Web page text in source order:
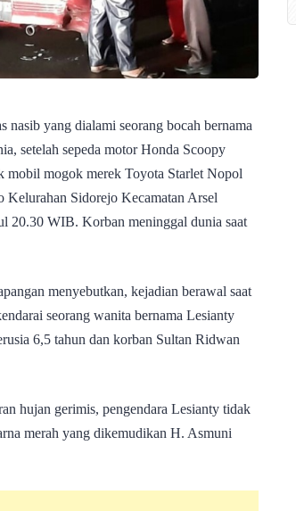
nasib yang dialami seorang bocah bernama
setelah sepeda motor Honda Scoopy
mogok merek Toyota Starlet Nopol
Sidorejo Kecamatan Arsel
20.30 WIB. Korban meninggal dunia saat
menyebutkan, kejadian berawal saat
seorang wanita bernama Lesianty
6,5 tahun dan korban Sultan Ridwan
hujan gerimis, pengendara Lesianty tidak
merah yang dikemudikan H. Asmuni